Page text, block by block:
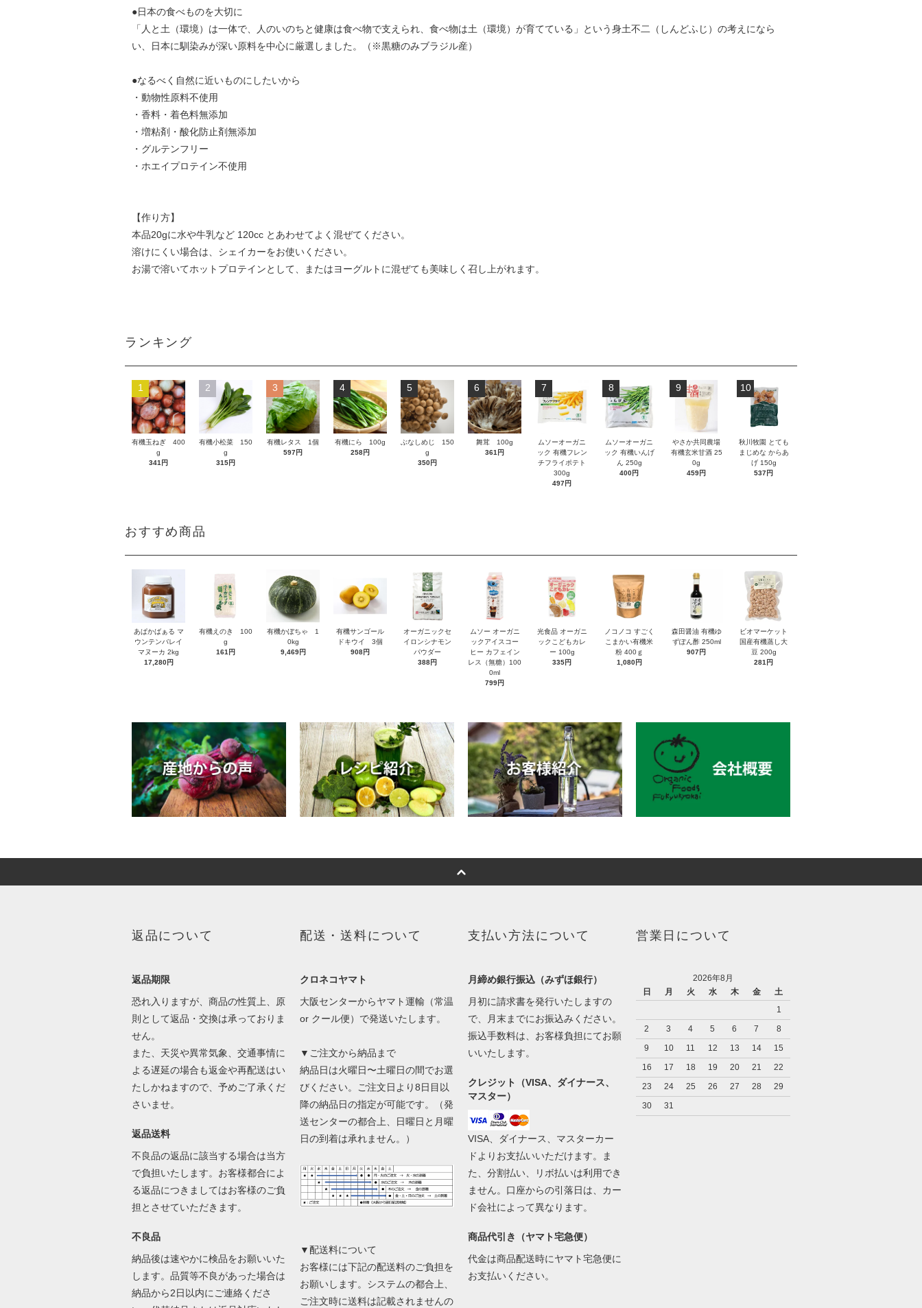
●日本の食べものを大切に
「人と土（環境）は一体で、人のいのちと健康は食べ物で支えられ、食べ物は土（環境）が育てている」という身土不二（しんどふじ）の考えになら
い、日本に馴染みが深い原料を中心に厳選しました。（※黒糖のみブラジル産）
●なるべく自然に近いものにしたいから
・動物性原料不使用
・香料・着色料無添加
・増粘剤・酸化防止剤無添加
・グルテンフリー
・ホエイプロテイン不使用
【作り方】
本品20gに水や牛乳など 120cc とあわせてよく混ぜてください。
溶けにくい場合は、シェイカーをお使いください。
お湯で溶いてホットプロテインとして、またはヨーグルトに混ぜても美味しく召し上がれます。
ランキング
1
有機玉ねぎ 400
g
341円
2
有機小松菜 150
g
315円
3
有機レタス 1個
597円
4
有機にら 100g
258円
5
ぶなしめじ 150
g
350円
6
舞茸 100g
361円
7
ムソーオーガニ
ック 有機フレン
チフライポテト
300g
497円
8
ムソーオーガニ
ック 有機いんげ
ん 250g
400円
9
やさか共同農場
有機玄米甘酒 25
0g
459円
10
秋川牧園 とても
まじめな からあ
げ 150g
537円
おすすめ商品
あぱかばぁる マ
ウンテンバレイ
マヌーカ 2kg
17,280円
有機えのき 100
g
161円
有機かぼちゃ 1
0kg
9,469円
有機サンゴール
ドキウイ 3個
908円
オーガニックセ
イロンシナモン
パウダー
388円
ムソー オーガニ
ックアイスコー
ヒー カフェイン
レス（無糖）100
0ml
799円
光食品 オーガニ
ックこどもカレ
ー 100g
335円
ノコノコ すごく
こまかい有機米
粉 400ｇ
1,080円
森田醤油 有機ゆ
ずぽん酢 250ml
907円
ビオマーケット
国産有機蒸し大
豆 200g
281円
返品について
返品期限
恐れ入りますが、商品の性質上、原
則として返品・交換は承っておりま
せん。
また、天災や異常気象、交通事情に
よる遅延の場合も返金や再配送はい
たしかねますので、予めご了承くだ
さいませ。
返品送料
不良品の返品に該当する場合は当方
で負担いたします。お客様都合によ
る返品につきましてはお客様のご負
担とさせていただきます。
不良品
納品後は速やかに検品をお願いいた
します。品質等不良があった場合は
納品から2日以内にご連絡くださ
配送・送料について
クロネコヤマト
大阪センターからヤマト運輸（常温
or クール便）で発送いたします。
▼ご注文から納品まで
納品日は火曜日〜土曜日の間でお選
びください。ご注文日より8日目以
降の納品日の指定が可能です。（発
送センターの都合上、日曜日と月曜
日の到着は承れません。）
▼配送料について
お客様には下記の配送料のご負担を
お願いします。システムの都合上、
ご注文時に送料は記載されませんの
支払い方法について
月締め銀行振込（みずほ銀行）
月初に請求書を発行いたしますの
で、月末までにお振込みください。
振込手数料は、お客様負担にてお願
いいたします。
クレジット（VISA、ダイナース、
マスター）
VISA、ダイナース、マスターカー
ドよりお支払いいただけます。ま
た、分割払い、リボ払いは利用でき
ません。口座からの引落日は、カー
ド会社によって異なります。
商品代引き（ヤマト宅急便）
代金は商品配送時にヤマト宅急便に
お支払いください。
営業日について
2026年8月
日
月 火 水 木 金
土
1
2
3 4 5 6 7
8
9
10 11 12 13 14
15
16
17 18 19 20 21
22
23
24 25 26 27 28
29
30
31